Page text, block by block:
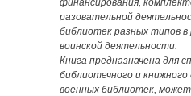
финансирования,
разовательной
библиотек разных типов в
воинской деятельности.
Книга предназначена для
библиотечного и
военных библиотек,